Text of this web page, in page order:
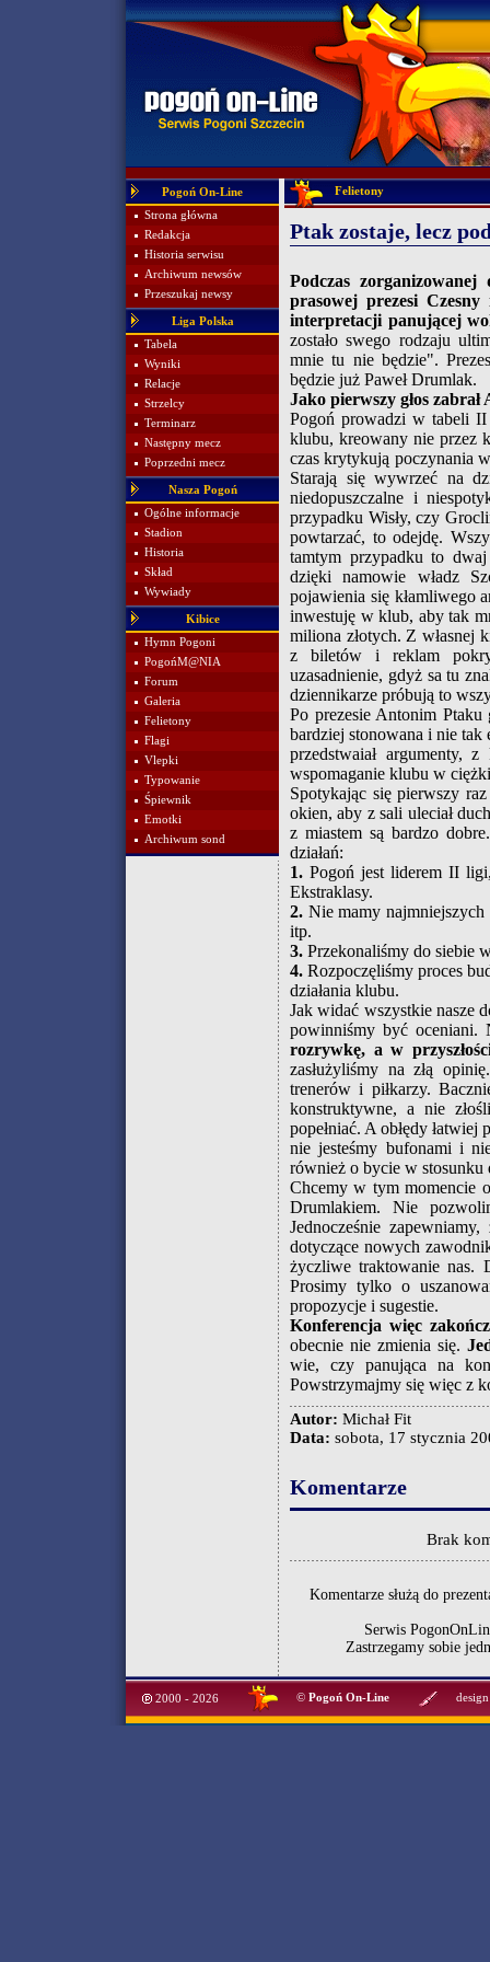
Pogoń On-Line
Strona główna
Redakcja
Historia serwisu
Archiwum newsów
Przeszukaj newsy
Liga Polska
Tabela
Wyniki
Relacje
Strzelcy
Terminarz
Następny mecz
Poprzedni mecz
Nasza Pogoń
Ogólne informacje
Stadion
Historia
Skład
Wywiady
Kibice
Hymn Pogoni
PogońM@NIA
Forum
Galeria
Felietony
Flagi
Vlepki
Typowanie
Śpiewnik
Emotki
Archiwum sond
Felietony
Ptak zostaje, lecz
Podczas
prasowej prezesi
interpretacji panującej
zostało swego rodzaju
mnie tu nie będzie".
będzie już Paweł Drumlak.
Jako pierwszy głos
Pogoń prowadzi w tabeli
klubu, kreowany nie przez
czas krytykują poczynania
Starają się wywrzeć na
niedopuszczalne i
przypadku Wisły, czy
powtarzać, to odejdę.
tamtym przypadku to
dzięki namowie władz
pojawienia się kłamliwego
inwestuję w klub, aby tak
miliona złotych. Z własnej
z biletów i reklam
uzasadnienie, gdyż sa tu
dziennikarze próbują to
Po prezesie Antonim Ptaku
bardziej stonowana i nie tak
przedstwaiał argumenty,
wspomaganie klubu w
Spotykając się pierwszy
okien, aby z sali uleciał
z miastem są bardzo
działań:
1. Pogoń jest liderem II
Ekstraklasy.
2. Nie mamy najmniejszych
itp.
3. Przekonaliśmy do siebie
4. Rozpoczęliśmy proces
działania klubu.
Jak widać wszystkie nasze
powinniśmy być
rozrywkę, a w
zasłużyliśmy na złą
trenerów i piłkarzy.
konstruktywne, a nie
popełniać. A obłędy
nie jesteśmy bufonami i
również o bycie w stosunku
Chcemy w tym momencie
Drumlakiem. Nie
Jednocześnie
dotyczące nowych
życzliwe traktowanie nas.
Prosimy tylko o
propozycje i sugestie.
Konferencja więc
obecnie nie zmienia się.
wie, czy panująca na
Powstrzymajmy się więc z
Autor: Michał Fit
Data: sobota, 17 stycznia
Komentarze
Brak
Komentarze służą do
Serwis
Zastrzegamy sobie
2000 - 2026 © Pogoń On-Line